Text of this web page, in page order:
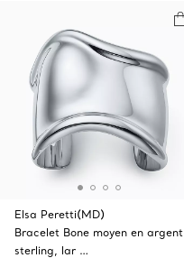
Elsa Peretti(MD)
Bracelet Bone moyen en argent
sterling, lar …